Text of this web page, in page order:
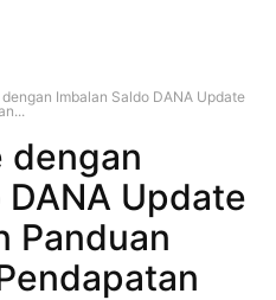
Imbalan Saldo DANA Update
dengan
Update
Panduan